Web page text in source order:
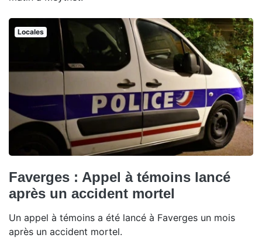
Locales
Faverges : Appel à témoins lancé
après un accident mortel
Un appel à témoins a été lancé à Faverges un mois
après un accident mortel.